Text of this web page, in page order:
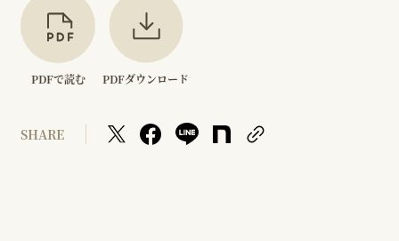
PDFで読む PDFダウンロード
SHARE